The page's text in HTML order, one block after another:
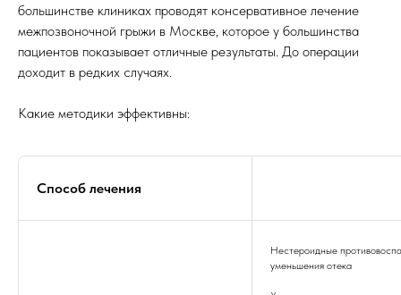
большинстве клиниках проводят консервативное лечение
межпозвоночной грыжи в Москве, которое у большинства
пациентов показывает отличные результаты. До операции
доходит в редких случаях.
Какие методики эффективны:
Способ лечения
Нестероидные
уменьшения отека